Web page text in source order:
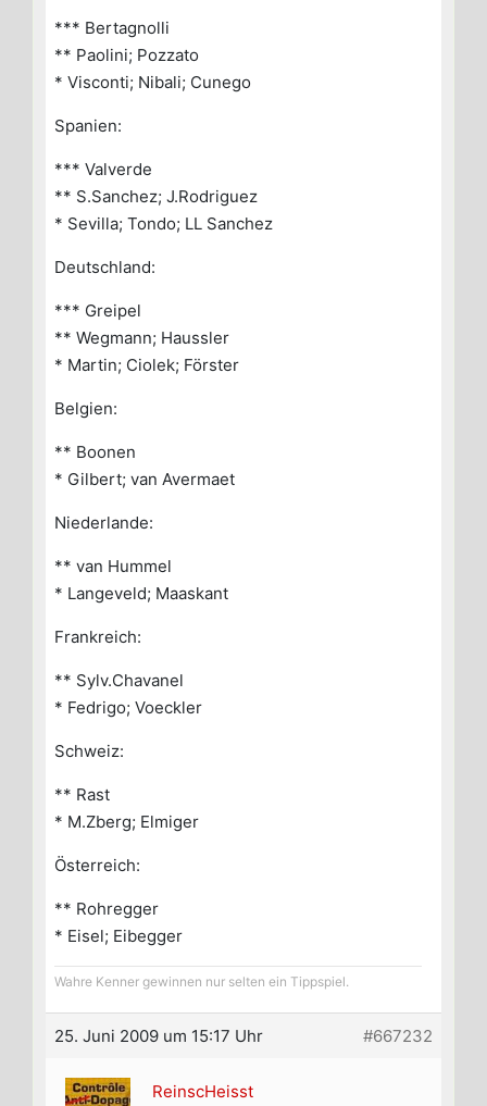
*** Bertagnolli
** Paolini; Pozzato
* Visconti; Nibali; Cunego
Spanien:
*** Valverde
** S.Sanchez; J.Rodriguez
* Sevilla; Tondo; LL Sanchez
Deutschland:
*** Greipel
** Wegmann; Haussler
* Martin; Ciolek; Förster
Belgien:
** Boonen
* Gilbert; van Avermaet
Niederlande:
** van Hummel
* Langeveld; Maaskant
Frankreich:
** Sylv.Chavanel
* Fedrigo; Voeckler
Schweiz:
** Rast
* M.Zberg; Elmiger
Österreich:
** Rohregger
* Eisel; Eibegger
Wahre Kenner gewinnen nur selten ein Tippspiel.
25. Juni 2009 um 15:17 Uhr #667232
ReinscHeisst